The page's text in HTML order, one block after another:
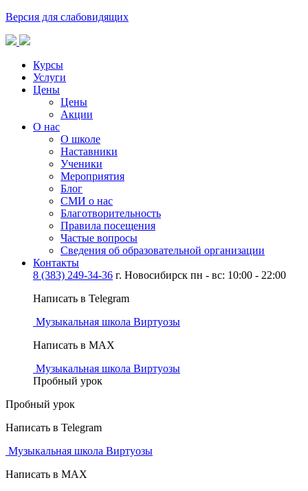
Версия для слабовидящих
Курсы
Услуги
Цены
Цены
Акции
О нас
О школе
Наставники
Ученики
Мероприятия
Блог
СМИ о нас
Благотворительность
Правила посещения
Частые вопросы
Сведения об образовательной организации
Контакты
8 (383) 249-34-36 г. Новосибирск пн - вс: 10:00 - 22:00
Написать в Telegram
Музыкальная школа Виртуозы
Написать в MAX
Музыкальная школа Виртуозы
Пробный урок
Пробный урок
Написать в Telegram
Музыкальная школа Виртуозы
Написать в MAX